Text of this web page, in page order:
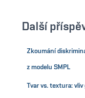
Další
Zkoumání
z modelu SMPL
Tvar vs. textura: